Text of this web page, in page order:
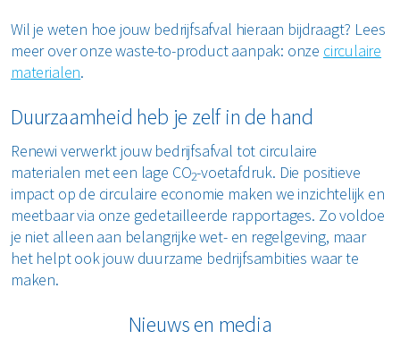
Wil je weten hoe jouw bedrijfsafval hieraan bijdraagt? Lees
meer over onze waste-to-product aanpak: onze circulaire
materialen.
Duurzaamheid heb je zelf in de hand
Renewi verwerkt jouw bedrijfsafval tot circulaire
materialen met een lage CO2-voetafdruk. Die positieve
impact op de circulaire economie maken we inzichtelijk en
meetbaar via onze gedetailleerde rapportages. Zo voldoe
je niet alleen aan belangrijke wet- en regelgeving, maar
het helpt ook jouw duurzame bedrijfsambities waar te
maken.
Nieuws en media